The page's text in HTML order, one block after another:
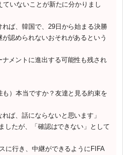
いないことが新たに分かりまし
ば、韓国で、29日から始まる決勝
認められないおそれがあるという
メントに進出する可能性も残され
も）本当ですか？友達と見る約束を
ば、話にならないと思います」
したが、「確認はできない」として
に行き、中継ができるようにFIFA